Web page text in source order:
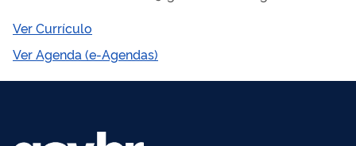
Ver Currículo
Ver Agenda (e-Agendas)